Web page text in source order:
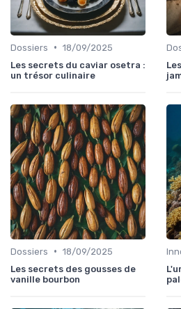
Dossiers • 18/09/2025
Les secrets du caviar osetra :
un trésor culinaire
Dossiers • 18/09/2025
Les secrets des gousses de
vanille bourbon